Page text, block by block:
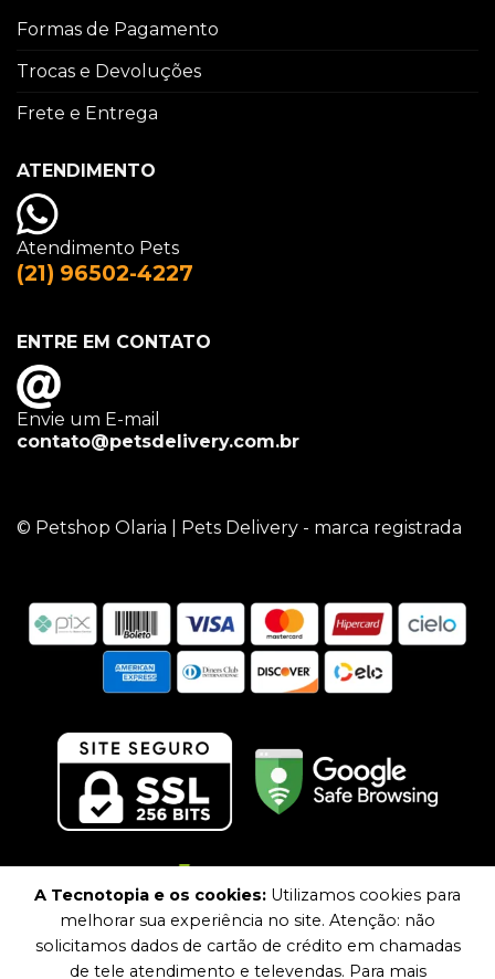
Formas de Pagamento
Trocas e Devoluções
Frete e Entrega
ATENDIMENTO
Atendimento Pets
(21) 96502-4227
ENTRE EM CONTATO
Envie um E-mail
contato@petsdelivery.com.br
© Petshop Olaria | Pets Delivery - marca registrada
A Tecnotopia e os cookies: Utilizamos cookies para
melhorar sua experiência no site. Atenção: não
solicitamos dados de cartão de crédito em chamadas
de tele atendimento e televendas. Para mais